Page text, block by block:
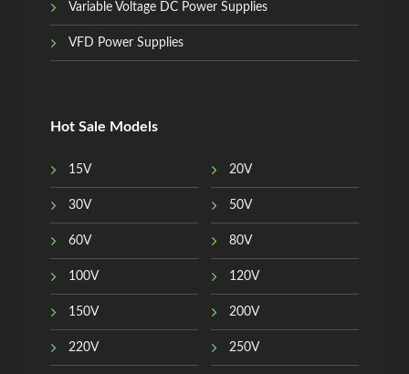
Variable Voltage DC Power Supplies
VFD Power Supplies
Hot Sale Models
15V 20V
30V 50V
60V 80V
100V 120V
150V 200V
220V 250V